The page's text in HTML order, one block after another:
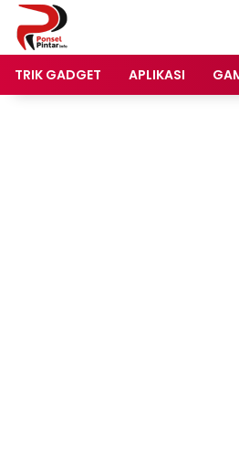
Langsung
konten
TRIK GADGET
APLIKASI